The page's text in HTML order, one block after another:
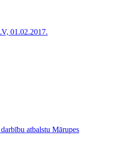
01.02.2017.
atbalstu Mārupes